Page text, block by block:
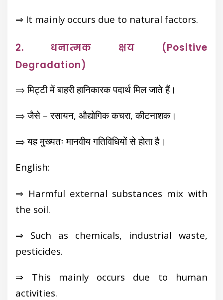
⇒ It mainly occurs due to natural factors.
2. धनात्मक क्षय (Positive
Degradation)
⇒ मिट्टी में बाहरी हानिकारक पदार्थ मिल जाते हैं।
⇒ जैसे – रसायन, औद्योगिक कचरा, कीटनाशक।
⇒ यह मुख्यतः मानवीय गतिविधियों से होता है।
English:
⇒ Harmful external substances mix with
the soil.
⇒ Such as chemicals, industrial waste,
pesticides.
⇒ This mainly occurs due to human
activities.